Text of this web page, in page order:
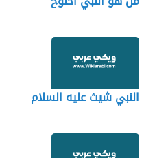
النبي شيث عليه السلام